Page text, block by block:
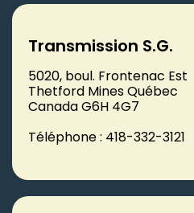
Transmission S.G.
5020, boul. Frontenac Est
Thetford Mines Québec
Canada G6H 4G7
Téléphone : 418-332-3121